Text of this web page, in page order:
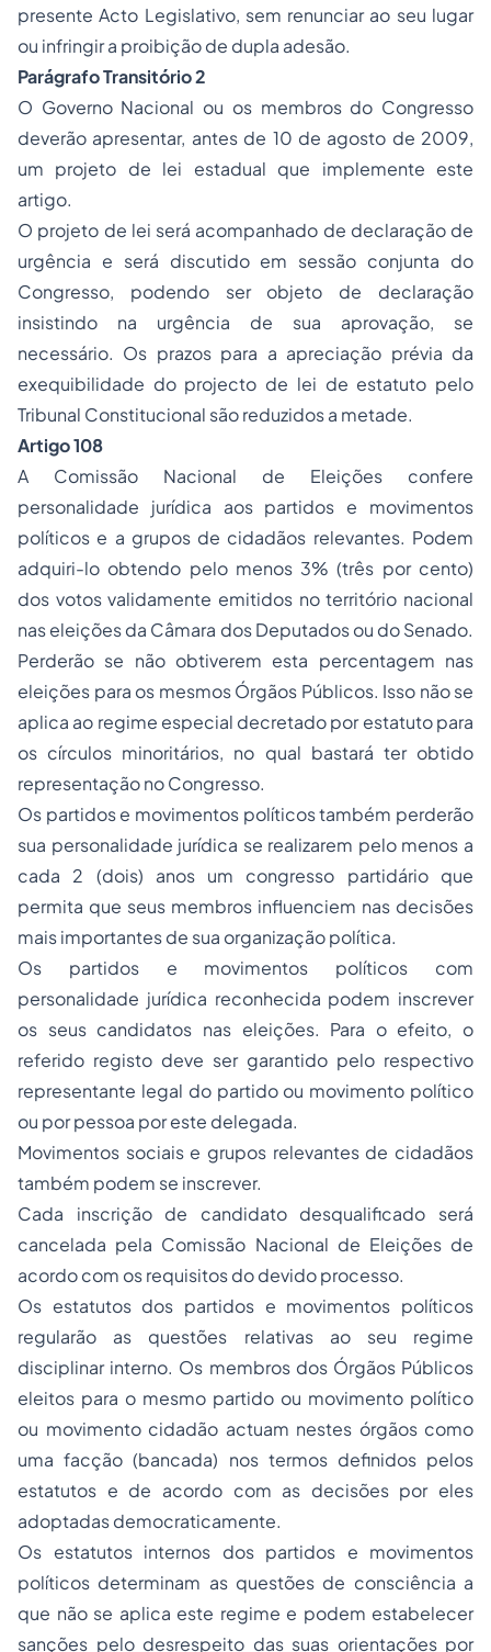
presente Acto Legislativo, sem renunciar ao seu lugar
ou infringir a proibição de dupla adesão.
Parágrafo Transitório 2
O Governo Nacional ou os membros do Congresso
deverão apresentar, antes de 10 de agosto de 2009,
um projeto de lei estadual que implemente este
artigo.
O projeto de lei será acompanhado de declaração de
urgência e será discutido em sessão conjunta do
Congresso, podendo ser objeto de declaração
insistindo na urgência de sua aprovação, se
necessário. Os prazos para a apreciação prévia da
exequibilidade do projecto de lei de estatuto pelo
Tribunal Constitucional são reduzidos a metade.
Artigo 108
A Comissão Nacional de Eleições confere
personalidade jurídica aos partidos e movimentos
políticos e a grupos de cidadãos relevantes. Podem
adquiri-lo obtendo pelo menos 3% (três por cento)
dos votos validamente emitidos no território nacional
nas eleições da Câmara dos Deputados ou do Senado.
Perderão se não obtiverem esta percentagem nas
eleições para os mesmos Órgãos Públicos. Isso não se
aplica ao regime especial decretado por estatuto para
os círculos minoritários, no qual bastará ter obtido
representação no Congresso.
Os partidos e movimentos políticos também perderão
sua personalidade jurídica se realizarem pelo menos a
cada 2 (dois) anos um congresso partidário que
permita que seus membros influenciem nas decisões
mais importantes de sua organização política.
Os partidos e movimentos políticos com
personalidade jurídica reconhecida podem inscrever
os seus candidatos nas eleições. Para o efeito, o
referido registo deve ser garantido pelo respectivo
representante legal do partido ou movimento político
ou por pessoa por este delegada.
Movimentos sociais e grupos relevantes de cidadãos
também podem se inscrever.
Cada inscrição de candidato desqualificado será
cancelada pela Comissão Nacional de Eleições de
acordo com os requisitos do devido processo.
Os estatutos dos partidos e movimentos políticos
regularão as questões relativas ao seu regime
disciplinar interno. Os membros dos Órgãos Públicos
eleitos para o mesmo partido ou movimento político
ou movimento cidadão actuam nestes órgãos como
uma facção (bancada) nos termos definidos pelos
estatutos e de acordo com as decisões por eles
adoptadas democraticamente.
Os estatutos internos dos partidos e movimentos
políticos determinam as questões de consciência a
que não se aplica este regime e podem estabelecer
sanções pelo desrespeito das suas orientações por